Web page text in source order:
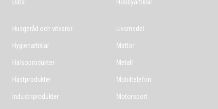
Data Hobbyartiklar
Husgeråd och vitvaror
Hygienartiklar
Hälsoprodukter
Hästprodukter
Industriprodukter
Livsmedel
Mattor
Metall
Mobiltelefon
Motorsport